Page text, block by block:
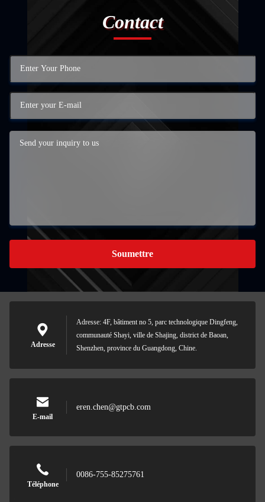
Contact
Soumettre
Adresse
Adresse: 4F, bâtiment no 5, parc technologique Dingfeng,
communauté Shayi, ville de Shajing, district de Baoan,
Shenzhen, province du Guangdong, Chine.
E-mail
eren.chen@gtpcb.com
Téléphone
0086-755-85275761